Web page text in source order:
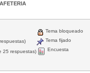
25 respuestas)
Tema bloqueado
Tema fijado
Encuesta